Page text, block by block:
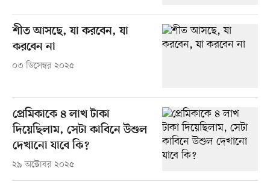
শীত আসছে, যা করবেন, যা
করবেন না
০৩ ডিসেম্বর ২০২৫
প্রেমিকাকে ৪ লাখ টাকা
দিয়েছিলাম, সেটা কাবিনে উশুল
দেখানো যাবে কি?
২৯ অক্টোবর ২০২৫